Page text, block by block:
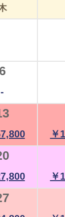
6
-
￥
￥